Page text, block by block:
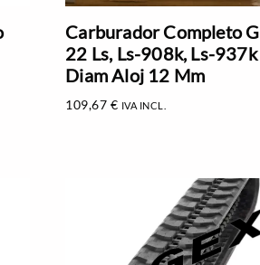
Carburador Completo G
22 Ls, Ls-908k, Ls-937k
Diam Aloj 12 Mm
109,67 € IVA INCL.